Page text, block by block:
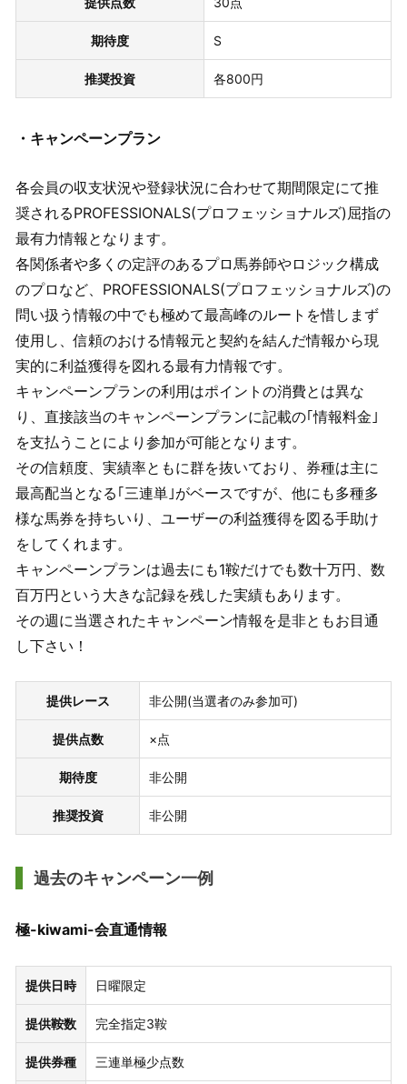
期待度 S
推奨投資 各800円
・キャンペーンプラン
各会員の収支状況や登録状況に合わせて期間限定にて推
奨されるPROFESSIONALS(プロフェッショナルズ)屈指の
最有力情報となります。
各関係者や多くの定評のあるプロ馬券師やロジック構成
のプロなど、PROFESSIONALS(プロフェッショナルズ)の
問い扱う情報の中でも極めて最高峰のルートを惜しまず
使用し、信頼のおける情報元と契約を結んだ情報から現
実的に利益獲得を図れる最有力情報です。
キャンペーンプランの利用はポイントの消費とは異な
り、直接該当のキャンペーンプランに記載の｢情報料金｣
を支払うことにより参加が可能となります。
その信頼度、実績率ともに群を抜いており、券種は主に
最高配当となる｢三連単｣がベースですが、他にも多種多
様な馬券を持ちいり、ユーザーの利益獲得を図る手助け
をしてくれます。
キャンペーンプランは過去にも1鞍だけでも数十万円、数
百万円という大きな記録を残した実績もあります。
その週に当選されたキャンペーン情報を是非ともお目通
し下さい！
提供レース 非公開(当選者のみ参加可)
提供点数 ×点
期待度 非公開
推奨投資 非公開
過去のキャンペーン一例
極-kiwami-会直通情報
提供日時 日曜限定
提供鞍数 完全指定3鞍
提供券種 三連単極少点数